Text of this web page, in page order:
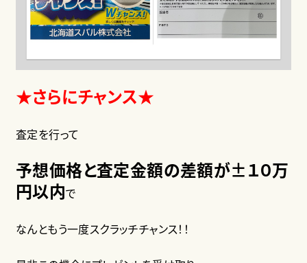
★さらにチャンス★
査定を行って
予想価格と査定金額の差額が±１０万
円以内で
なんともう一度スクラッチチャンス！！